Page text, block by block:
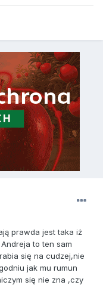
prawda jest taka iż
to ten sam
się na cudzej,nie
jak mu rumun
się nie zna ,czy